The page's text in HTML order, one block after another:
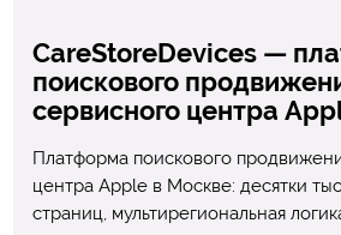
CareStoreDevices —
поискового
сервисного центра
Платформа поискового
центра Apple в Москве: десятки
страниц, мультирегиональная